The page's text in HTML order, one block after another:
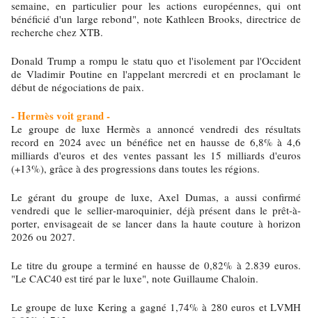
semaine, en particulier pour les actions européennes, qui ont
bénéficié d'un large rebond", note Kathleen Brooks, directrice de
recherche chez XTB.
Donald Trump a rompu le statu quo et l'isolement par l'Occident
de Vladimir Poutine en l'appelant mercredi et en proclamant le
début de négociations de paix.
- Hermès voit grand -
Le groupe de luxe Hermès a annoncé vendredi des résultats
record en 2024 avec un bénéfice net en hausse de 6,8% à 4,6
milliards d'euros et des ventes passant les 15 milliards d'euros
(+13%), grâce à des progressions dans toutes les régions.
Le gérant du groupe de luxe, Axel Dumas, a aussi confirmé
vendredi que le sellier-maroquinier, déjà présent dans le prêt-à-
porter, envisageait de se lancer dans la haute couture à horizon
2026 ou 2027.
Le titre du groupe a terminé en hausse de 0,82% à 2.839 euros.
"Le CAC40 est tiré par le luxe", note Guillaume Chaloin.
Le groupe de luxe Kering a gagné 1,74% à 280 euros et LVMH